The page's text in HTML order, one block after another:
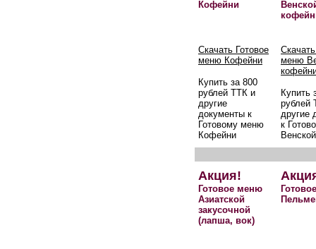
Кофейни
Скачать Готовое
меню Кофейни
Купить за 800
рублей ТТК и
другие
документы к
Готовому меню
Кофейни
меню
Купить
рублей
другие
к
Акция!
Готовое меню
Азиатской
закусочной
(лапша, вок)